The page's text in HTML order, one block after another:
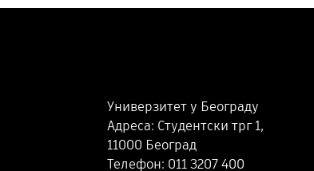
Универзитет у Београду
Адреса: Студентски трг 1,
11000 Београд
Телефон: 011 3207 400